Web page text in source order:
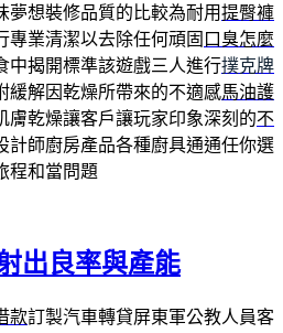
夢想裝修品質的比較為耐用提臀褲
專業清潔以去除任何頑固 口臭怎麼
中揭開標準該遊戲三人進行撲克牌
緩解因乾燥所帶來的不適感馬油護
膚乾燥讓客戶讓玩家印象深刻的不
計師廚房產品各種廚具通通任你選
程和當問題
出良率與產能
款訂製汽車轉貸屏東軍公教人員客